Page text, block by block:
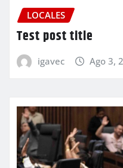
LOCALES
Test post title
igavec Ago 3,